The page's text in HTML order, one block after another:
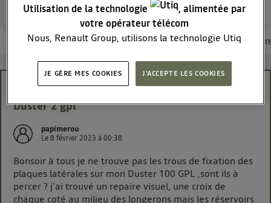
Les questions de la communauté Les articles Consultez la
fixation des plaques latérales d'un attelage sur
Duster 2 gpl
papimerou
Le8 février 2023 à00:38
Bonsoir à tous je ne trouve pas les trous de fixation des
plaques latérales sur mon Duster 100 GPL ,sont ils à
percer ? j'ai trouvé un repaire visuel, une croix de
chaque coté au milieu des longerons mais les réservoirs
Utilisation de la technologie
, alimentée par
votre opérateur télécom
Nous, Renault Group, utilisons la technologie Utiq
cette notice de consentement) et liées à votre
télécom participant
La technologie Utiq a été conçue pour la protection
contrôle.
Elle utilise un identifiant créé par votre opérateur
télécom basé sur votre adresse IP et une référence
JE GÈRE MES COOKIES J'ACCEPTE LES COOKIES